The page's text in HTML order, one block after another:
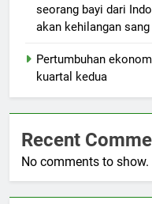
seorang bayi dari
akan kehilangan sang
Pertumbuhan
kuartal kedua
Recent
No comments to show.